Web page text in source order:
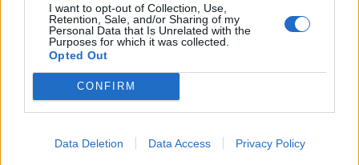
I want to opt-out of Collection, Use,
Retention, Sale, and/or Sharing of my
Personal Data that Is Unrelated with the
Purposes for which it was collected.
Opted Out
CONFIRM
Data Deletion Data Access Privacy Policy
Ιατρόπουλου για το ψάρι που έχει
«επικηρυχθεί» για τον κίνδυνο που αποτελεί, η
λεζάντα της ανάρτησής του στο Instagram.
«Τελικά από τους μαλ@@@ες δεν γλυτώνεις